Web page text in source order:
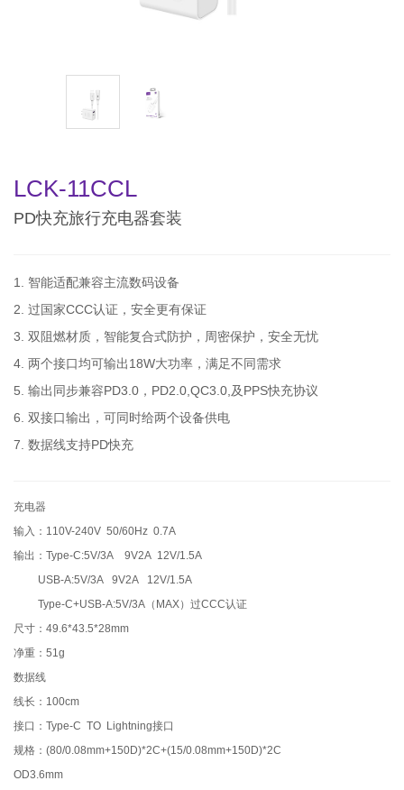
LCK-11CCL
PD快充旅行充电器套装
1. 智能适配兼容主流数码设备
2. 过国家CCC认证，安全更有保证
3. 双阻燃材质，智能复合式防护，周密保护，安全无忧
4. 两个接口均可输出18W大功率，满足不同需求
5. 输出同步兼容PD3.0，PD2.0,QC3.0,及PPS快充协议
6. 双接口输出，可同时给两个设备供电
7. 数据线支持PD快充
充电器
输入：110V-240V 50/60Hz 0.7A
输出：Type-C:5V/3A 9V2A 12V/1.5A
USB-A:5V/3A 9V2A 12V/1.5A
Type-C+USB-A:5V/3A（MAX）过CCC认证
尺寸：49.6*43.5*28mm
净重：51g
数据线
线长：100cm
接口：Type-C TO Lightning接口
规格：(80/0.08mm+150D)*2C+(15/0.08mm+150D)*2C
OD3.6mm